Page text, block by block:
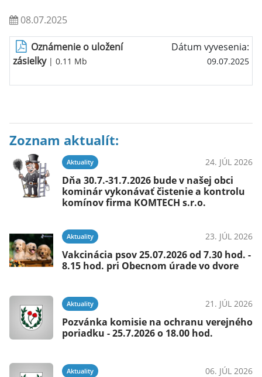
08.07.2025
Oznámenie o uložení
zásielky| 0.11 Mb
Dátum vyvesenia:
09.07.2025
Zoznam aktualít:
Aktuality 24. JÚL 2026
Dňa 30.7.-31.7.2026 bude v našej obci
kominár vykonávať čistenie a kontrolu
komínov firma KOMTECH s.r.o.
Aktuality 23. JÚL 2026
Vakcinácia psov 25.07.2026 od 7.30 hod. -
8.15 hod. pri Obecnom úrade vo dvore
Aktuality 21. JÚL 2026
Pozvánka komisie na ochranu verejného
poriadku - 25.7.2026 o 18.00 hod.
Aktuality 06. JÚL 2026